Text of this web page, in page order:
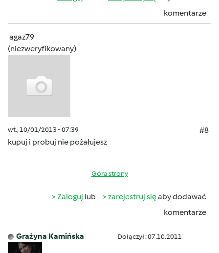
komentarze
agaz79
(niezweryfikowany)
wt., 10/01/2013 - 07:39
#8
kupuj i probuj nie pożałujesz
Góra strony
Zaloguj lub zarejestruj sięaby dodawać
komentarze
Grażyna Kamińska Dołączył : 07.10.2011